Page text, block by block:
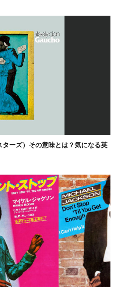
ーズ）その意味とは？気になる英